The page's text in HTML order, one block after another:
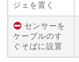
ジェを置く
センサーを
ケーブルのす
ぐそばに設置